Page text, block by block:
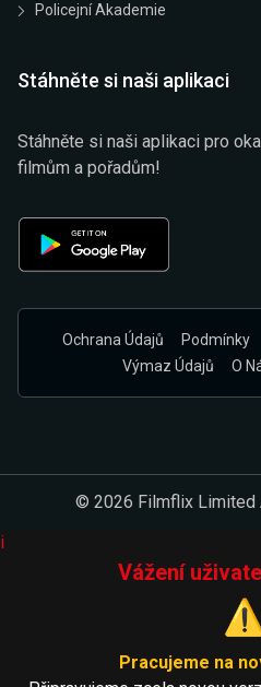
Policejní Akademie
Stáhněte si naši aplikaci
Stáhněte si naši aplikaci pro
filmům a pořadům!
Ochrana Údajů Podmínky
Výmaz Údajů
O
© 2026 Filmflix Limited
i
Vážení
⚠️
Pracujeme na